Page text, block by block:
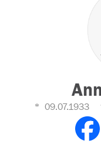
09.07.1933